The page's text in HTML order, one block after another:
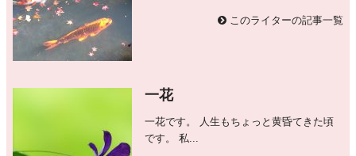
このライターの記事一覧
一花
一花です。 人生もちょっと黄昏てきた頃
です。 私...